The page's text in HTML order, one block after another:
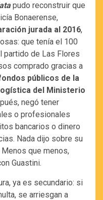
pudo reconstruir que
Bonaerense,
jurada al 2016,
que tenía el 100
partido de Las Flores
comprado gracias a
públicos de la
del Ministerio
negó tener
o profesionales
bancarios o dinero
Nada dijo sobre su
que menos,
Guastini.
ya es secundario: si
se arriesgan a